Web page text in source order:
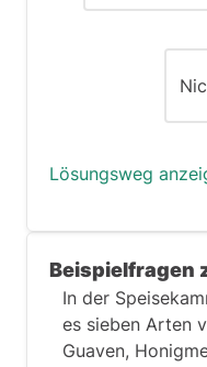
Lösungsweg
sind schlank.
Der knifflige
sie negativ
Beispielfragen
In der
es sieben Arten
Guaven,